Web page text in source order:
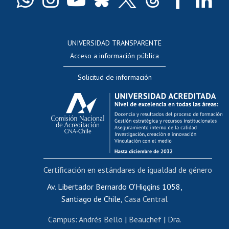
Docentes
Evaluación docente
Calificación académica
Postulación al AUCAI
Funcionarias/os
Cursos internos de capacitación
Bienestar del personal
Portal de movilidad interna
Certificado de renta
Certificado de renta honorarios
UNIVERSIDAD TRANSPARENTE
Acceso a información pública
Solicitud de información
Av. Libertador Bernardo O'Higgins 1058,
Santiago de Chile, Casa Central
Campus: Andrés Bello | Beauchef| Dra.
Certificación en estándares de igualdad de género